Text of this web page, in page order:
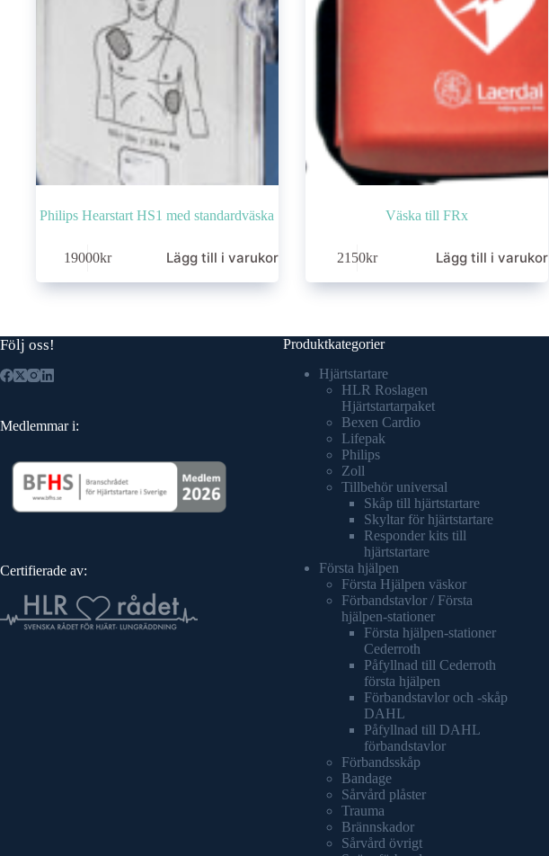
Philips Hearstart HS1 med standardväska
19000kr Lägg till i varukorg
Väska till FRx
2150kr Lägg till i varukorg
Följ oss!
Medlemmar i:
Certifierade av:
Produktkategorier
Hjärtstartare
HLR Roslagen
Hjärtstartarpaket
Bexen Cardio
Lifepak
Philips
Zoll
Tillbehör universal
Skåp till hjärtstartare
Skyltar för hjärtstartare
Responder kits till
hjärtstartare
Första hjälpen
Första Hjälpen väskor
Förbandstavlor / Första
hjälpen-stationer
Första hjälpen-stationer
Cederroth
Påfyllnad till Cederroth
första hjälpen
Förbandstavlor och -skåp
DAHL
Påfyllnad till DAHL
förbandstavlor
Förbandsskåp
Bandage
Sårvård plåster
Trauma
Brännskador
Sårvård övrigt